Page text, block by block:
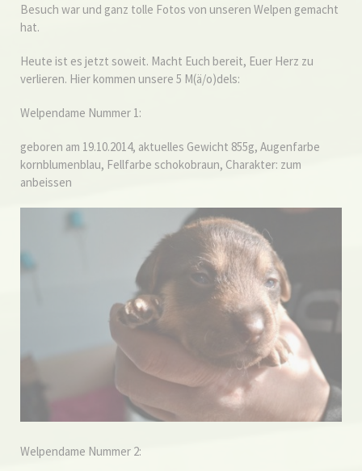
Besuch war und ganz tolle Fotos von unseren Welpen gemacht
hat.
Heute ist es jetzt soweit. Macht Euch bereit, Euer Herz zu
verlieren. Hier kommen unsere 5 M(ä/o)dels:
Welpendame Nummer 1:
geboren am 19.10.2014, aktuelles Gewicht 855g, Augenfarbe
kornblumenblau, Fellfarbe schokobraun, Charakter: zum
anbeissen
Welpendame Nummer 2: